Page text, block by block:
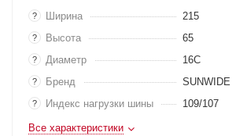
? Ширина 215
? Высота 65
? Диаметр 16C
? Бренд SUNWIDE
? Индекс нагрузки шины 109/107
Все характеристики